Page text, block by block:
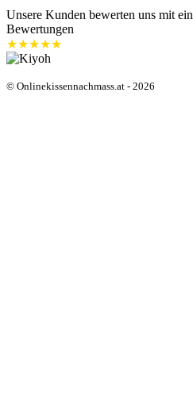
Unsere Kunden bewerten uns mit ein
Bewertungen
★★★★★
© Onlinekissennachmass.at - 2026